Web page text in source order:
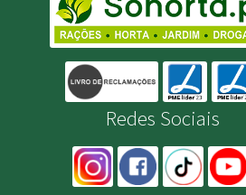
Redes Sociais